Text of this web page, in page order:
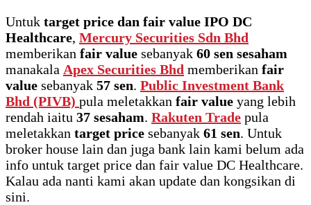
Untuk target price dan fair value IPO DC
Healthcare, Mercury Securities Sdn Bhd
memberikan fair value sebanyak 60 sen sesaham
manakala Apex Securities Bhd memberikan fair
value sebanyak 57 sen. Public Investment Bank
Bhd (PIVB) pula meletakkan fair value yang lebih
rendah iaitu 37 sesaham. Rakuten Trade pula
meletakkan target price sebanyak 61 sen. Untuk
broker house lain dan juga bank lain kami belum ada
info untuk target price dan fair value DC Healthcare.
Kalau ada nanti kami akan update dan kongsikan di
sini.